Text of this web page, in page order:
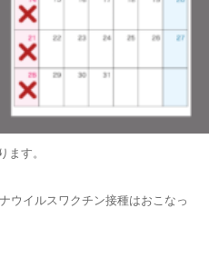
ます。
ウイルスワクチン接種はおこなっ